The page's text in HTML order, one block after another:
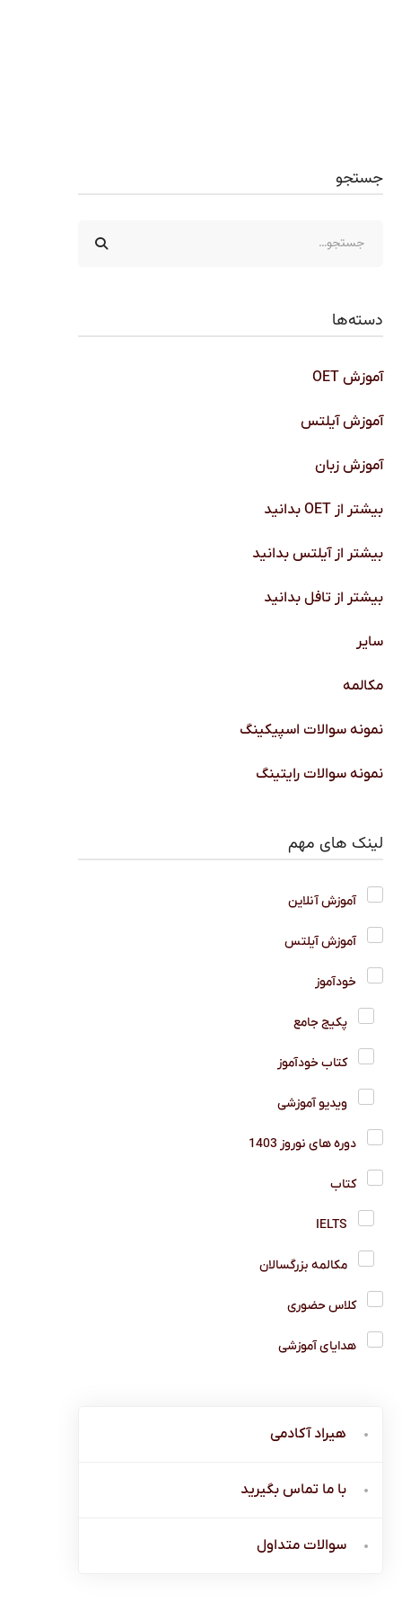
جستجو
دسته‌ها
آموزش OET
آموزش آیلتس
آموزش زبان
بیشتر از OET بدانید
بیشتر از آیلتس بدانید
بیشتر از تافل بدانید
سایر
مکالمه
نمونه سوالات اسپیکینگ
نمونه سوالات رایتینگ
لینک های مهم
آموزش آنلاین
آموزش آیلتس
خودآموز
پکیج جامع
کتاب خودآموز
ویدیو آموزشی
دوره های نوروز 1403
کتاب
IELTS
مکالمه بزرگسالان
کلاس حضوری
هدایای آموزشی
هیراد آکادمی
با ما تماس بگیرید
سوالات متداول